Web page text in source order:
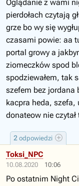
2 odpowiedzi
Oglądanie z wami
pierdołach czytają
grze bo wy się
czasami powie: aa
portal growy a
ziomeczków spod
spodziewałem, tak
szefem bez jordana
kacpra heda, szefa,
donateow nie czytał
10.08.2020 10:06
Toksi_NPC
Po ostatnim Night